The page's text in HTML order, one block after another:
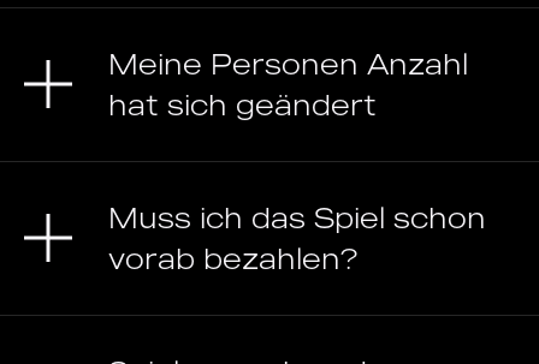
Meine Personen Anzahl
hat sich geändert
Muss ich das Spiel schon
vorab bezahlen?